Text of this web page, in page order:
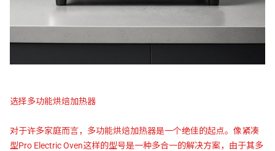
选择多功能烘焙加热器
对于许多家庭而言，多功能烘焙加热器是一个绝佳的起点。像紧凑
型Pro Electric Oven这样的型号是一种多合一的解决方案，由于其多